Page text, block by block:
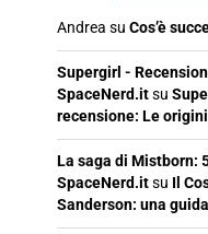
Andrea su Cos’è
Supergirl -
SpaceNerd.itsu
recensione: Le
La saga di Mistborn:
SpaceNerd.itsu Il
Sanderson: una